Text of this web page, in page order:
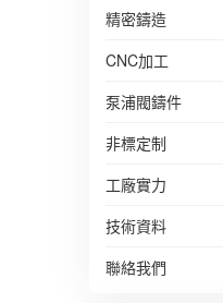
精密鑄造
CNC加工
泵浦閥鑄件
非標定制
工廠實力
技術資料
聯絡我們